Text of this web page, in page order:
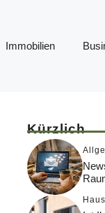
Immobilien
Kürzlich